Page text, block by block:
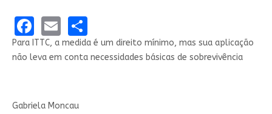
Facebook
EmailShare
Para ITTC, a medida é um direito mínimo, mas sua aplicação
não leva em conta necessidades básicas de sobrevivência
Gabriela Moncau